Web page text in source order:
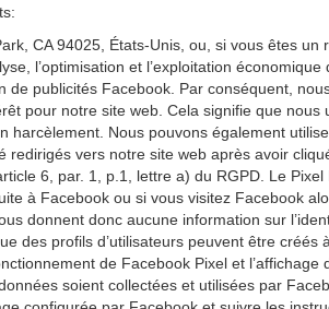
CA 94025, États-Unis, ou, si vous êtes
l’optimisation et l’exploitation
publicités Facebook. Par conséquent,
pour notre site web. Cela signifie que
Nous pouvons également
vers notre site web après avoir
6, par. 1, p.1, lettre a) du RGPD. Le
à Facebook ou si vous visitez Facebook
donnent donc aucune information sur
des profils d’utilisateurs peuvent être
de Facebook Pixel et
soient collectées et utilisées par